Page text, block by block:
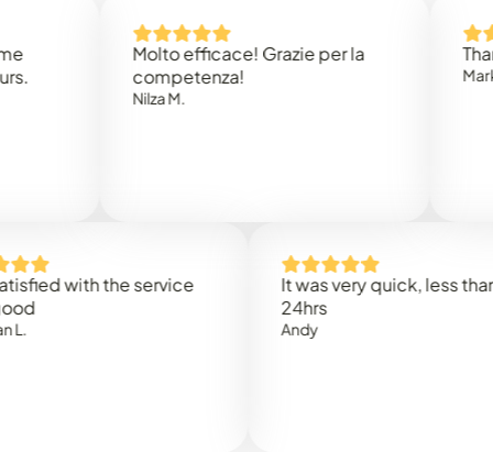
Molto efficace! Grazie per la
competenza!
Thank
Mark N.
with the service
It was very quick, less than